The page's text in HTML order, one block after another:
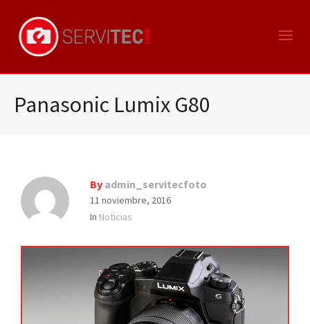
Panasonic Lumix G80
By admin_servitecfoto
11 noviembre, 2016
In Noticias